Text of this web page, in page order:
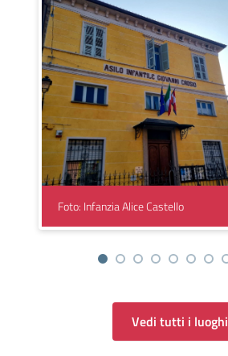
Foto: Infanzia Alice Castello
Vedi tutti i luoghi